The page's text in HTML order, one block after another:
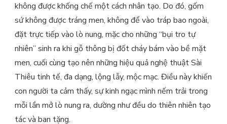
không được khống chế một cách nhân tạo. Do đó, gốm
sứ không được tráng men, không để vào tráp bao ngoài,
đặt trực tiếp vào lò nung, mặc cho những “bụi tro tự
nhiên” sinh ra khi gỗ thông bị đốt cháy bám vào bề mặt
men, cuối cùng tạo nên những hiệu quả nghệ thuật Sài
Thiêu tinh tế, đa dạng, lộng lẫy, mộc mạc. Điều này khiến
con người ta cảm thấy, sự kinh ngạc mình nếm trải trong
mỗi lần mở lò nung ra, dường như đều do thiên nhiên tạo
tác và ban tặng.